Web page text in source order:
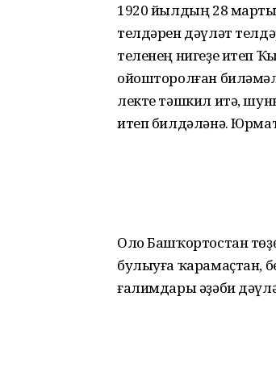
1920 йылдың 28
телдәрен дәүләт
теленең нигеҙе итеп
ойошторолған
лекте тәшкил итә,
итеп билдәләнә.
Оло Башҡортостан
булыуға ҡарамаҫтан,
ғалимдары әҙәби